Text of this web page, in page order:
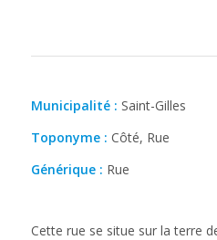
Municipalité : Saint-Gilles
Toponyme : Côté, Rue
Générique : Rue
Cette rue se situe sur la terre